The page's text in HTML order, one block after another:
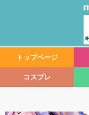
トップページ
コスプレ